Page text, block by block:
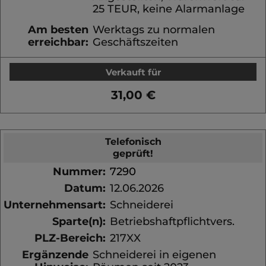
25 TEUR, keine Alarmanlage
Am besten
erreichbar:
Werktags zu normalen
Geschäftszeiten
Verkauft für
31,00 €
Telefonisch
geprüft!
Nummer: 7290
Datum: 12.06.2026
Unternehmensart: Schneiderei
Sparte(n): Betriebshaftpflichtvers.
PLZ-Bereich: 217XX
Ergänzende Schneiderei in eigenen